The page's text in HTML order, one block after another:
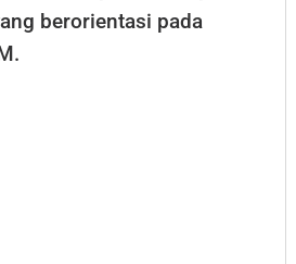
berorientasi pada